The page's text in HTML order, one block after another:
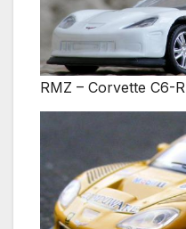
RMZ – Corvette C6-R